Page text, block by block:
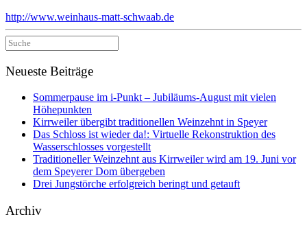
http://www.weinhaus-matt-schwaab.de
Suche
nach:
Neueste Beiträge
Sommerpause im i-Punkt – Jubiläums-August mit vielen
Höhepunkten
Kirrweiler übergibt traditionellen Weinzehnt in Speyer
Das Schloss ist wieder da!: Virtuelle Rekonstruktion des
Wasserschlosses vorgestellt
Traditioneller Weinzehnt aus Kirrweiler wird am 19. Juni vor
dem Speyerer Dom übergeben
Drei Jungstörche erfolgreich beringt und getauft
Archiv